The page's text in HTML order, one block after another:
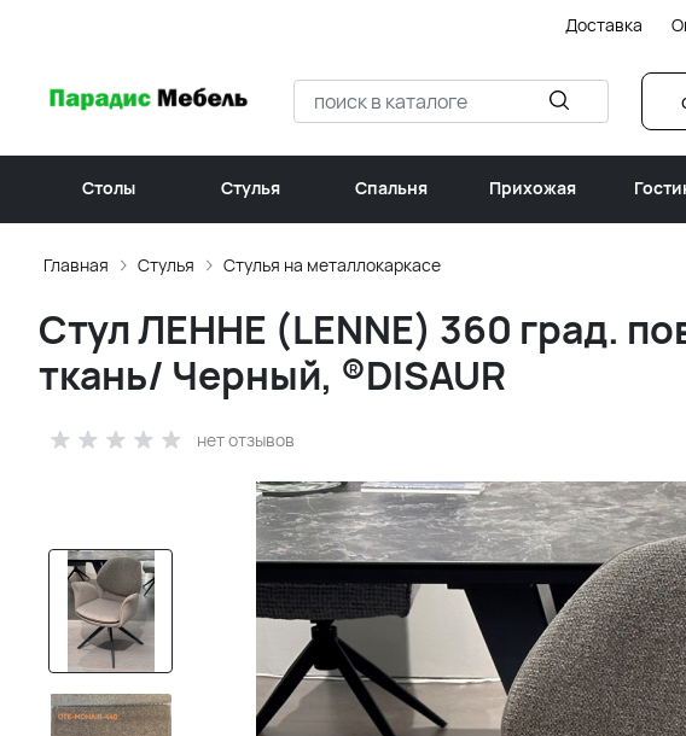
Доставка
Столы Стулья Спальня Прихожая
Главная Стулья Стулья на металлокаркасе
Стул ЛЕННЕ (LENNE) 360 град.
ткань/ Черный, ®DISAUR
нет отзывов